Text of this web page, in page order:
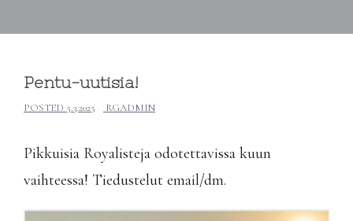
Pentu-uutisia!
POSTED 5.3.2025 RGADMIN
Pikkuisia Royalisteja odotettavissa kuun
vaihteessa! Tiedustelut email/dm.